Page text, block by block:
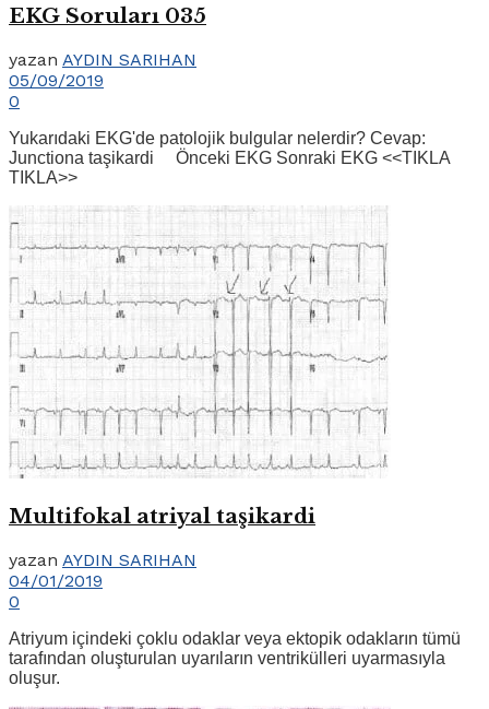
EKG Soruları 035
yazan AYDIN SARIHAN
05/09/2019
0
Yukarıdaki EKG'de patolojik bulgular nelerdir? Cevap:
Junctiona taşikardi Önceki EKG Sonraki EKG <<TIKLA
TIKLA>>
Multifokal atriyal taşikardi
yazan AYDIN SARIHAN
04/01/2019
0
Atriyum içindeki çoklu odaklar veya ektopik odakların tümü
tarafından oluşturulan uyarıların ventrikülleri uyarmasıyla
oluşur.